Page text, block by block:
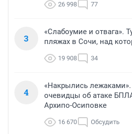
26 998 77
3
«Слабоумие и отвага».
пляжах в Сочи, над
19 908 34
4
«Накрылись лежаками».
очевидцы об атаке
Архипо-Осиповке
16 670 Обсудить